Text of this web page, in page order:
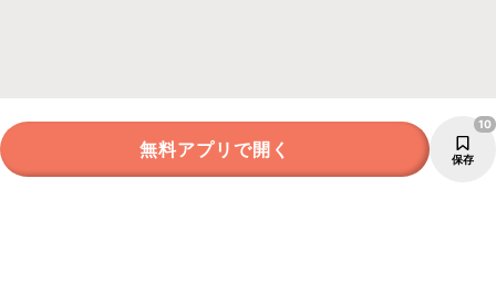
無料アプリで開く 保存
10